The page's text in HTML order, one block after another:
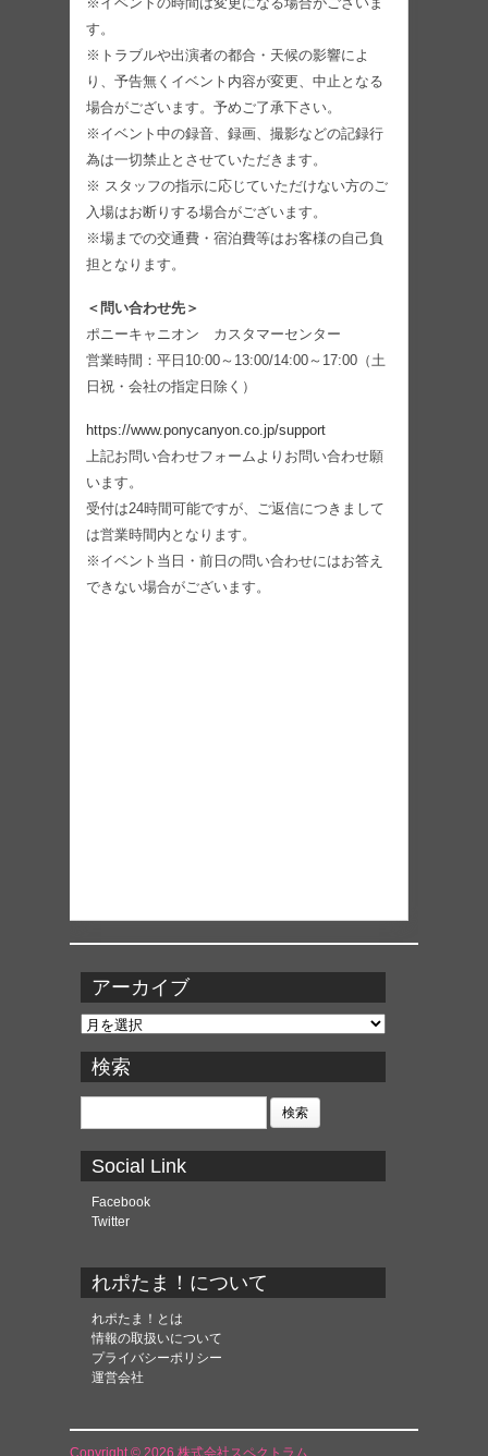
す。
※トラブルや出演者の都合・天候の影響によ
り、予告無くイベント内容が変更、中止となる
場合がございます。予めご了承下さい。
※イベント中の録音、録画、撮影などの記録行
為は一切禁止とさせていただきます。
※ スタッフの指示に応じていただけない方のご
入場はお断りする場合がございます。
※場までの交通費・宿泊費等はお客様の自己負
担となります。
＜問い合わせ先＞
ポニーキャニオン カスタマーセンター
営業時間：平日10:00～13:00/14:00～17:00（土
日祝・会社の指定日除く）
https://www.ponycanyon.co.jp/support
上記お問い合わせフォームよりお問い合わせ願
います。
受付は24時間可能ですが、ご返信につきまして
は営業時間内となります。
※イベント当日・前日の問い合わせにはお答え
できない場合がございます。
アーカイブ
ア
カ
イ
ブ
検索
検
Social Link
Facebook
Twitter
れポたま！について
れポたま！とは
情報の取扱いについて
プライバシーポリシー
運営会社
Copyright © 2026 株式会社スペクトラム